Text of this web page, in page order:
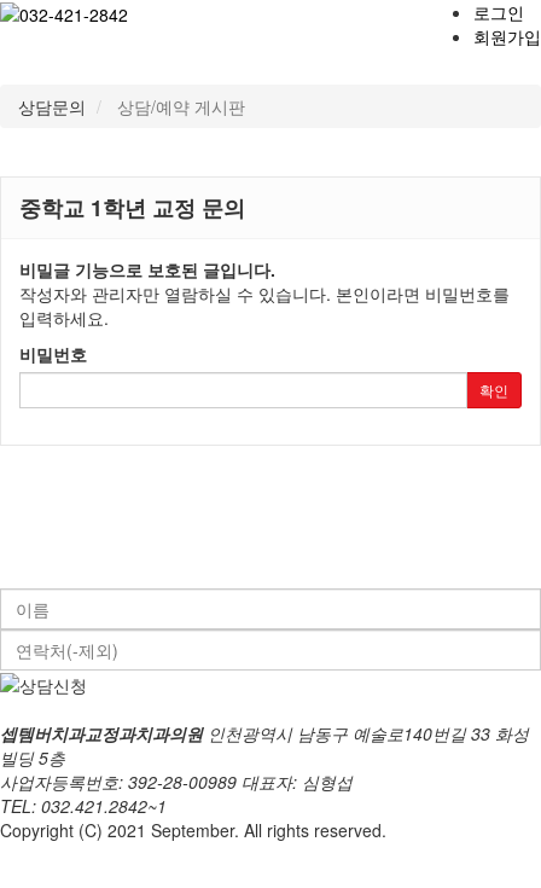
로그인
회원가입
상담문의 상담/예약 게시판
중학교 1학년 교정 문의
비밀글 기능으로 보호된 글입니다.
작성자와 관리자만 열람하실 수 있습니다. 본인이라면 비밀번호를
입력하세요.
비밀번호
확인
셉템버치과교정과치과의원인천광역시 남동구 예술로140번길 33 화성
빌딩 5층
사업자등록번호: 392-28-00989 대표자: 심형섭
TEL: 032.421.2842~1
Copyright (C) 2021 September. All rights reserved.